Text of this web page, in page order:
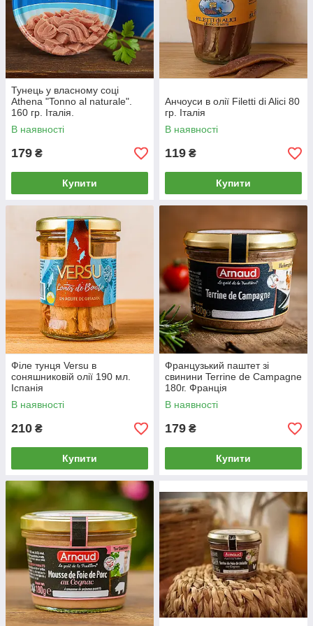
Тунець у власному соці
Athena "Tonno al naturale".
160 гр. Італія.
В наявності
179 ₴
Купити
Анчоуси в олії Filetti di Alici 80
гр. Італія
В наявності
119 ₴
Купити
Філе тунця Versu в
соняшниковій олії 190 мл.
Іспанія
В наявності
210 ₴
Купити
Французький паштет зі
свинини Terrine de Campagne
180г. Франція
В наявності
179 ₴
Купити